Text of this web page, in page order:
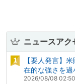
ニュースアク
【要人発言】
在的な強さを過
2026/08/08 02:50